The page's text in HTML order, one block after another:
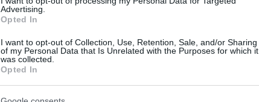
Advertising.
Opted In
I want to opt-out of Collection, Use, Retention, Sale, and/or Sharing
of my Personal Data that Is Unrelated with the Purposes for which it
was collected.
Opted In
Γκραν Κανάρια:
01/AUG/16 22:39